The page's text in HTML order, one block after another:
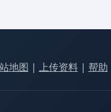
地图 | 上传资料| 帮助